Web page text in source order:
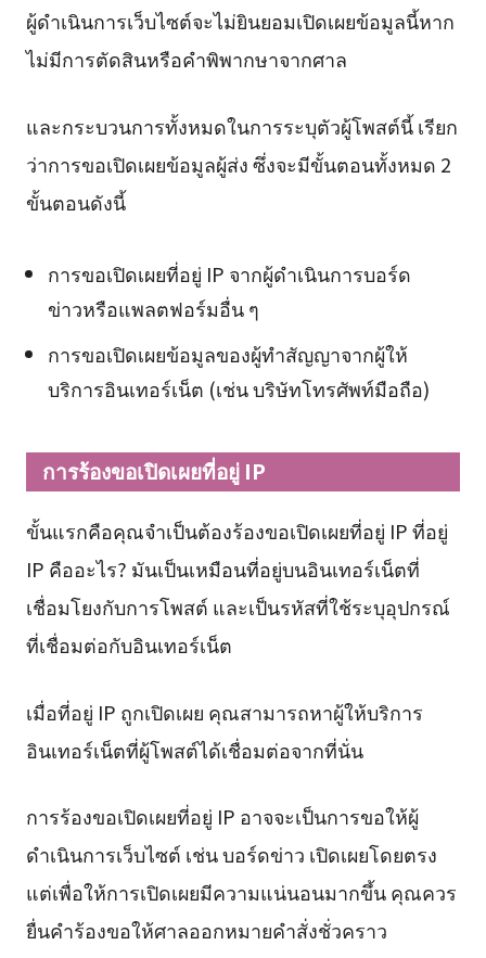
ผู้ดำเนินการเว็บไซต์จะไม่ยินยอมเปิดเผยข้อมูลนี้หาก
ไม่มีการตัดสินหรือคำพิพากษาจากศาล
และกระบวนการทั้งหมดในการระบุตัวผู้โพสต์นี้ เรียก
ว่าการขอเปิดเผยข้อมูลผู้ส่ง ซึ่งจะมีขั้นตอนทั้งหมด 2
ขั้นตอนดังนี้
การขอเปิดเผยที่อยู่ IP จากผู้ดำเนินการบอร์ด
ข่าวหรือแพลตฟอร์มอื่น ๆ
การขอเปิดเผยข้อมูลของผู้ทำสัญญาจากผู้ให้
บริการอินเทอร์เน็ต (เช่น บริษัทโทรศัพท์มือถือ)
การร้องขอเปิดเผยที่อยู่ IP
ขั้นแรกคือคุณจำเป็นต้องร้องขอเปิดเผยที่อยู่ IP ที่อยู่
IP คืออะไร? มันเป็นเหมือนที่อยู่บนอินเทอร์เน็ตที่
เชื่อมโยงกับการโพสต์ และเป็นรหัสที่ใช้ระบุอุปกรณ์
ที่เชื่อมต่อกับอินเทอร์เน็ต
เมื่อที่อยู่ IP ถูกเปิดเผย คุณสามารถหาผู้ให้บริการ
อินเทอร์เน็ตที่ผู้โพสต์ได้เชื่อมต่อจากที่นั่น
การร้องขอเปิดเผยที่อยู่ IP อาจจะเป็นการขอให้ผู้
ดำเนินการเว็บไซต์ เช่น บอร์ดข่าว เปิดเผยโดยตรง
แต่เพื่อให้การเปิดเผยมีความแน่นอนมากขึ้น คุณควร
ยื่นคำร้องขอให้ศาลออกหมายคำสั่งชั่วคราว